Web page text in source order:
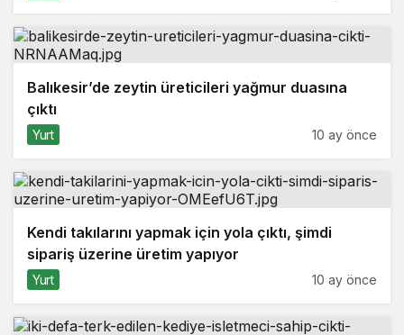
Balıkesir’de zeytin üreticileri yağmur duasına
çıktı
Yurt 10 ay önce
Kendi takılarını yapmak için yola çıktı, şimdi
sipariş üzerine üretim yapıyor
Yurt 10 ay önce